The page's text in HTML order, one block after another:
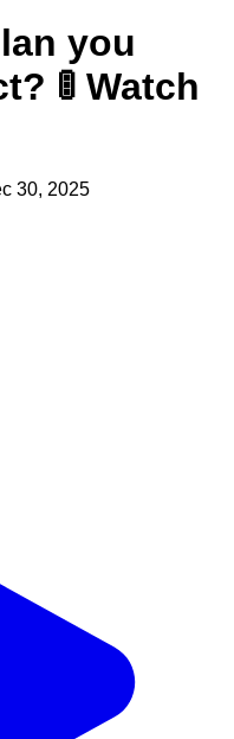
you
🚦 Watch
30, 2025